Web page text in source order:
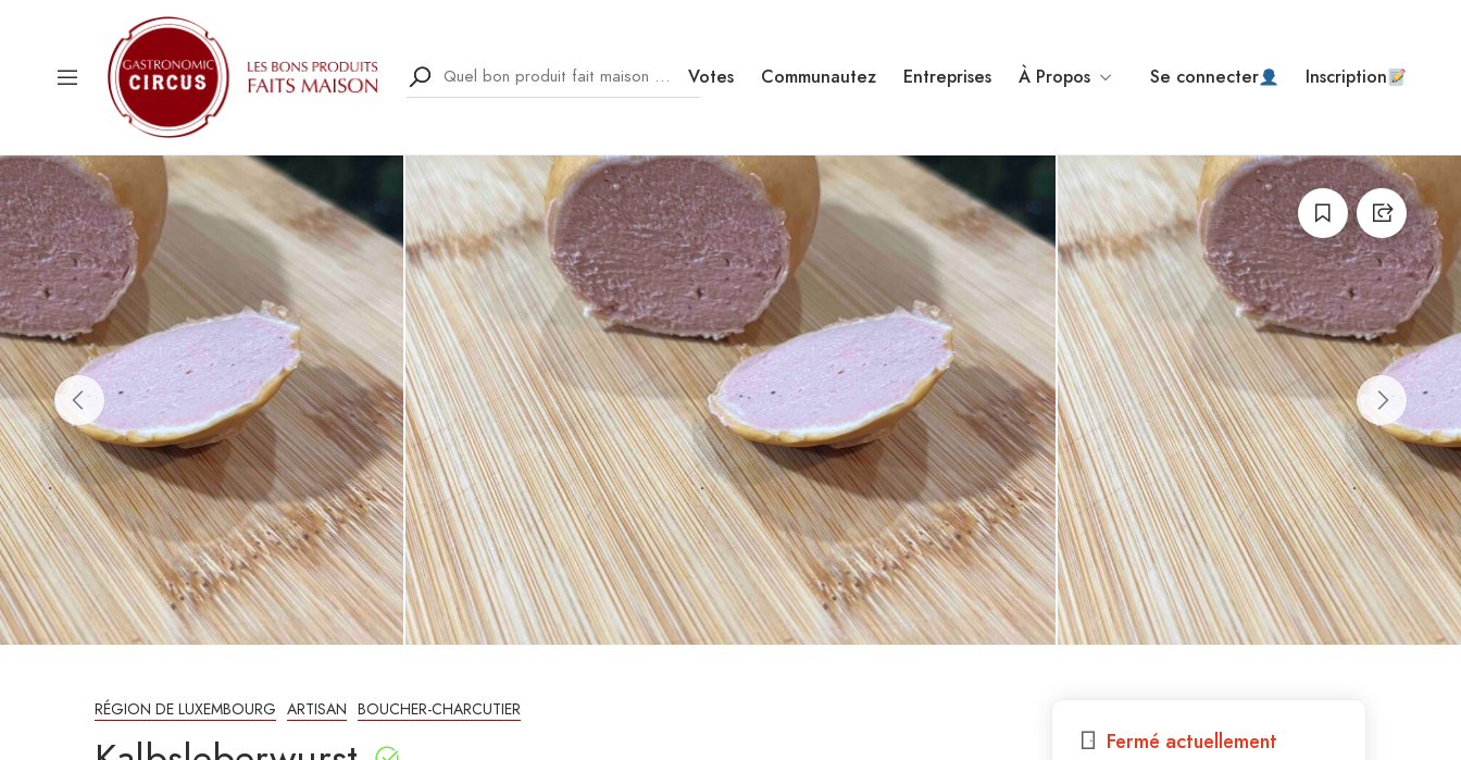
Votes Communautez Entreprises À Propos Se connecter Inscription
RÉGION DE LUXEMBOURG ARTISAN BOUCHER-CHARCUTIER
Fermé actuellement